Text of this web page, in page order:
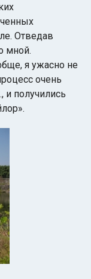
Отведав
мной.
я ужасно не
очень
и получились